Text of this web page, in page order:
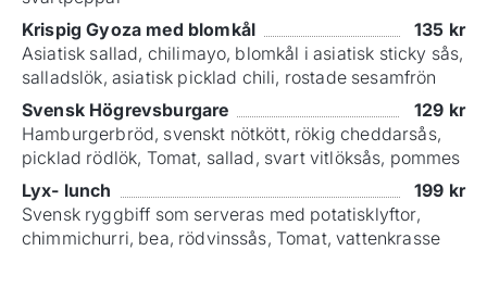
Krispig Gyoza med blomkål
135 kr
Asiatisk sallad, chilimayo, blomkål i asiatisk sticky sås,
salladslök, asiatisk picklad chili, rostade sesamfrön
Svensk Högrevsburgare
129 kr
Hamburgerbröd, svenskt nötkött, rökig cheddarsås,
picklad rödlök, Tomat, sallad, svart vitlöksås, pommes
Lyx- lunch
199 kr
Svensk ryggbiff som serveras med potatisklyftor,
chimmichurri, bea, rödvinssås, Tomat, vattenkrasse